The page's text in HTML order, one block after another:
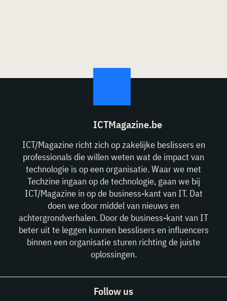
ICTMagazine.be
ICT/Magazine richt zich op zakelijke beslissers en
professionals die willen weten wat de impact van
technologie is op een organisatie. Waar we met
Techzine ingaan op de technologie, gaan we bij
ICT/Magazine in op de business-kant van IT. Dat
doen we door middel van nieuws en
achtergrondverhalen. Door de business-kant van IT
beter uit te leggen kunnen besslisers en influencers
binnen een organisatie sturen richting de juiste
oplossingen.
Follow us